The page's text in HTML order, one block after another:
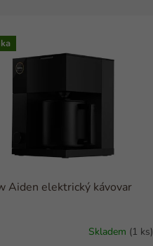
Aiden elektrický kávovar
Skladem (1 ks)